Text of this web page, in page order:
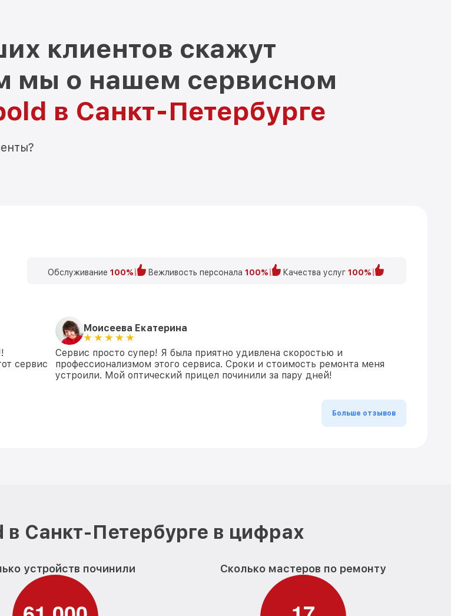
клиентов скажут
мы о нашем сервисном
в Санкт-Петербурге
Обслуживание 100% Вежливость персонала 100% Качества услуг 100%
сервис
Моисеева Екатерина
Сервис просто супер! Я была приятно удивлена скоростью и
профессионализмом этого сервиса. Сроки и стоимость ремонта меня
устроили. Мой оптический прицел починили за пару дней!
Больше отзывов
Санкт-Петербурге в цифрах
устройств починили Сколько мастеров по ремонту